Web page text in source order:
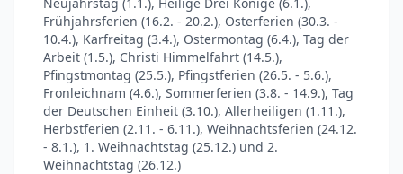
Frühjahrsferien (16.2. - 20.2.), Osterferien (30.3. -
10.4.), Karfreitag (3.4.), Ostermontag (6.4.), Tag der
Arbeit (1.5.), Christi Himmelfahrt (14.5.),
Pfingstmontag (25.5.), Pfingstferien (26.5. - 5.6.),
Fronleichnam (4.6.), Sommerferien (3.8. - 14.9.), Tag
der Deutschen Einheit (3.10.), Allerheiligen (1.11.),
Herbstferien (2.11. - 6.11.), Weihnachtsferien (24.12.
- 8.1.), 1. Weihnachtstag (25.12.) und 2.
Weihnachtstag (26.12.)